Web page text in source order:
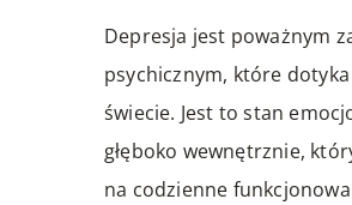
Depresja jest poważnym
psychicznym, które
świecie. Jest to stan
głęboko wewnętrznie,
na codzienne